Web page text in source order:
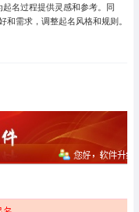
名过程提供灵感和参考。同
需求，调整起名风格和规则。